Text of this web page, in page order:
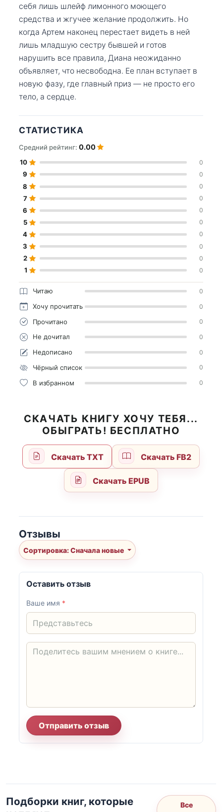
себя лишь шлейф лимонного моющего
средства и жгучее желание продолжить. Но
когда Артем наконец перестает видеть в ней
лишь младшую сестру бывшей и готов
нарушить все правила, Диана неожиданно
объявляет, что несвободна. Ее план вступает в
новую фазу, где главный приз — не просто его
тело, а сердце.
СТАТИСТИКА
Средний рейтинг: 0.00
10 0
9 0
8 0
7 0
6 0
5 0
4 0
3 0
2 0
1 0
Читаю 0
Хочу прочитать 0
Прочитано 0
Не дочитал 0
Недописано 0
Чёрный список 0
В избранном 0
СКАЧАТЬ КНИГУ ХОЧУ ТЕБЯ...
ОБЫГРАТЬ! БЕСПЛАТНО
Скачать TXT Скачать FB2
Скачать EPUB
Отзывы
Сортировка: Сначала новые
Оставить отзыв
Ваше имя *
Отправить отзыв
Подборки книг, которые
Все